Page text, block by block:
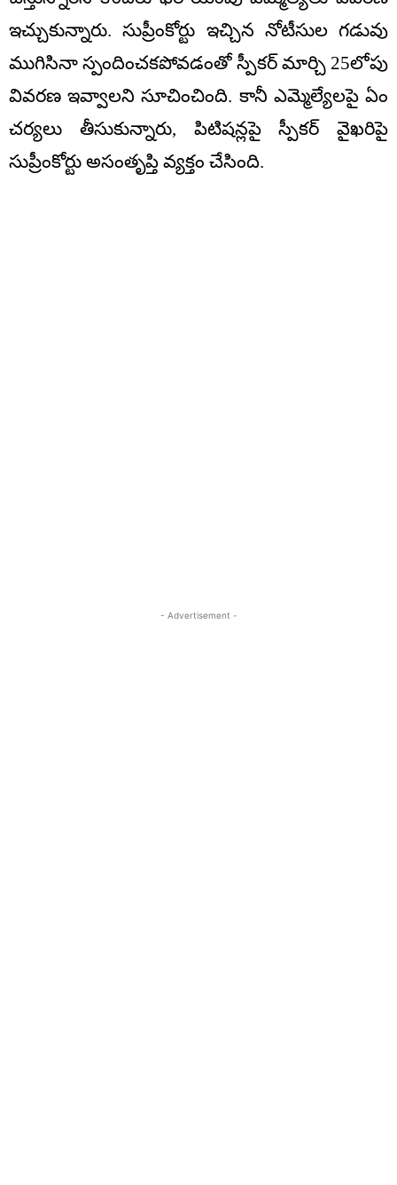
ఇచ్చుకున్నారు. సుప్రీంకోర్టు ఇచ్చిన నోటీసుల గడువు
ముగిసినా స్పందించకపోవడంతో స్పీకర్ మార్చి 25లోపు
వివరణ ఇవ్వాలని సూచించింది. కానీ ఎమ్మెల్యేలపై ఏం
చర్యలు తీసుకున్నారు, పిటిషన్లపై స్పీకర్ వైఖరిపై
సుప్రీంకోర్టు అసంతృప్తి వ్యక్తం చేసింది.
- Advertisement -